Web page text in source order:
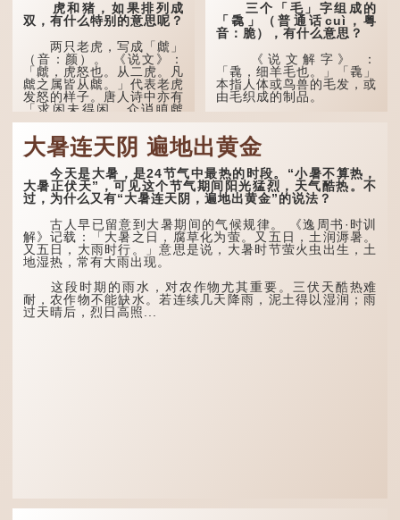
虎和猪，如果排列成
双，有什么特别的意思呢？
两只老虎，写成「虤」
（音：颜）。 《说文》：
「虤，虎怒也。从二虎。凡
虤之属皆从虤。」代表老虎
发怒的样子。唐人诗中亦有
「求闲未得闲，众诮瞋虤
虤」之句，意思是众人的讥
讽让人怒目而视。
两只猪，则为「豩」
（音：宾）。甲骨文从二
「豕」，象猪相追逐的样
子。 《同文备考》另有一
说「豩，豕乱群。」意指一
群乱...
三个「毛」字组成的
「毳」（普通话cuì，粤
音：脆），有什么意思？
《说文解字》 ：
「毳，细羊毛也。」「毳」
本指人体或鸟兽的毛发，或
由毛织成的制品。
人体表面，例如手臂等
部位生长的细毛，也叫
「毳」，又叫「寒毛」、
「汗毛」。
医学上，「毳毛」是一
个专有名词。它指人类在儿
童时期长出的一种细小、不
易注意到却又几乎遍布全身
的毛发。毳毛的密度因人而
异，其长度则通常不会...
大暑连天阴 遍地出黄金
今天是大暑，是24节气中最热的时段。“小暑不算热，
大暑正伏天”，可见这个节气期间阳光猛烈，天气酷热。不
过，为什么又有“大暑连天阴，遍地出黄金”的说法？
古人早已留意到大暑期间的气候规律。 《逸周书·时训
解》记载：「大暑之日，腐草化为萤。又五日，土润溽暑。
又五日，大雨时行。」意思是说，大暑时节萤火虫出生，土
地湿热，常有大雨出现。
这段时期的雨水，对农作物尤其重要。三伏天酷热难
耐，农作物不能缺水。若连续几天降雨，泥土得以湿润；雨
过天晴后，烈日高照...